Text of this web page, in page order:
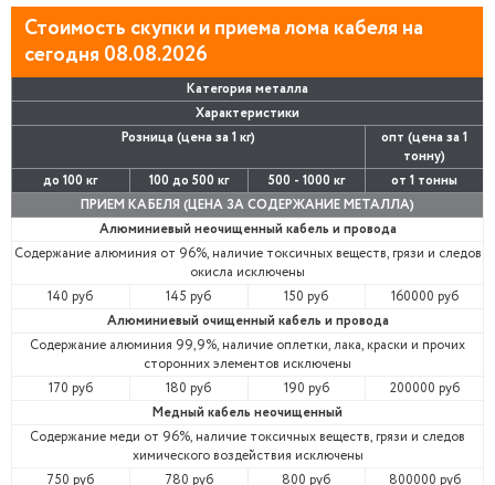
Стоимость скупки и приема лома кабеля на
сегодня 08.08.2026
Категория металла
Характеристики
Розница (цена за 1 кг)
опт (цена за 1
тонну)
до 100 кг
100 до 500 кг 500 - 1000 кг
от 1 тонны
ПРИЕМ КАБЕЛЯ (ЦЕНА ЗА СОДЕРЖАНИЕ МЕТАЛЛА)
Алюминиевый неочищенный кабель и провода
Содержание алюминия от 96%, наличие токсичных веществ, грязи и следов
окисла исключены
140 руб
145 руб 150 руб
160000 руб
Алюминиевый очищенный кабель и провода
Содержание алюминия 99,9%, наличие оплетки, лака, краски и прочих
сторонних элементов исключены
170 руб
180 руб 190 руб
200000 руб
Медный кабель неочищенный
Содержание меди от 96%, наличие токсичных веществ, грязи и следов
химического воздействия исключены
750 руб
780 руб 800 руб 800000 руб